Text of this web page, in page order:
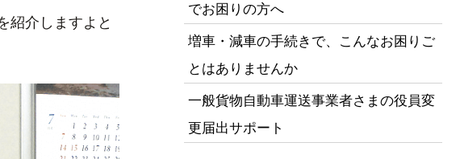
紹介しますよと
でお困りの方へ
増車・減車の手続きで、こんなお困りご
とはありませんか
一般貨物自動車運送事業者さまの役員変
更届出サポート